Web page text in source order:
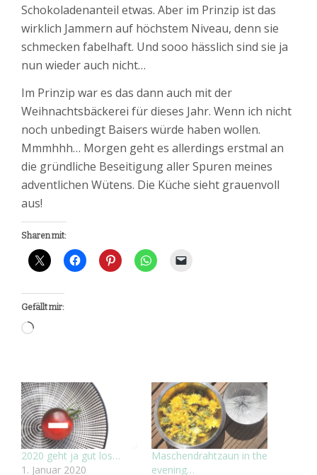
Schokoladenanteil etwas. Aber im Prinzip ist das
wirklich Jammern auf höchstem Niveau, denn sie
schmecken fabelhaft. Und sooo hässlich sind sie ja
nun wieder auch nicht…
Im Prinzip war es das dann auch mit der
Weihnachtsbäckerei für dieses Jahr. Wenn ich nicht
noch unbedingt Baisers würde haben wollen.
Mmmhhh… Morgen geht es allerdings erstmal an
die gründliche Beseitigung aller Spuren meines
adventlichen Wütens. Die Küche sieht grauenvoll
aus!
Sharen mit:
Gefällt mir:
Wird
2020 geht ja gut los…
1. Januar 2020
Maschendrahtzaun in the
evening…